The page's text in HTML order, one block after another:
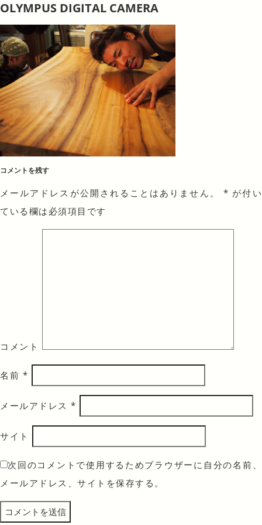
OLYMPUS DIGITAL CAMERA
コメントを残す
メールアドレスが公開されることはありません。 * が付い
ている欄は必須項目です
コメント
名前 *
メールアドレス *
サイト
次回のコメントで使用するためブラウザーに自分の名前、
メールアドレス、サイトを保存する。